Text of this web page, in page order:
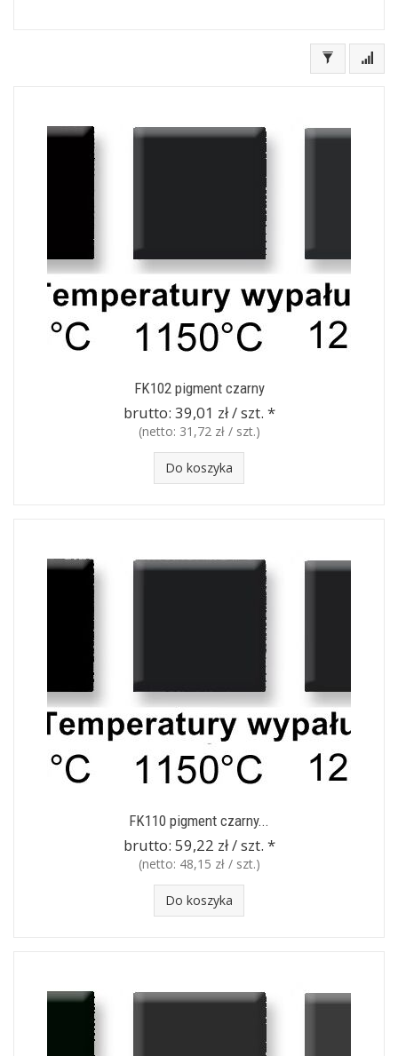
FK102 pigment czarny
brutto: 39,01 zł / szt. *
(netto: 31,72 zł / szt.)
Do koszyka
FK110 pigment czarny...
brutto: 59,22 zł / szt. *
(netto: 48,15 zł / szt.)
Do koszyka